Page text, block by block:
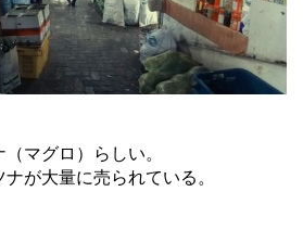
マグロ）らしい。
が大量に売られている。